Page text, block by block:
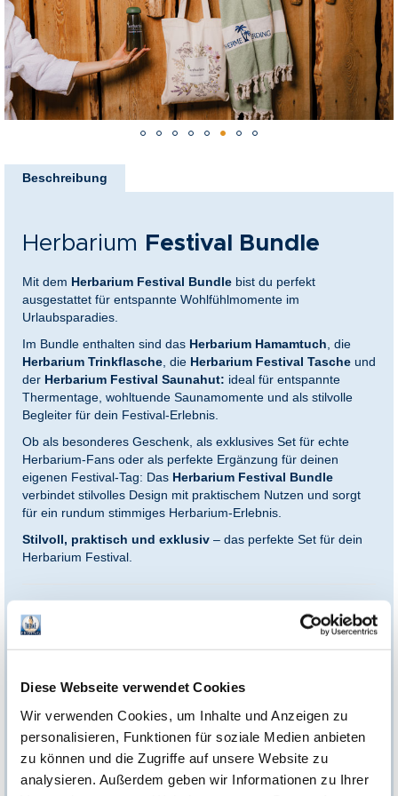
Diese Webseite verwendet Cookies
Wir verwenden Cookies, um Inhalte und Anzeigen zu
personalisieren, Funktionen für soziale Medien anbieten
zu können und die Zugriffe auf unsere Website zu
analysieren. Außerdem geben wir Informationen zu Ihrer
Anfang
Beschreibung
Herbarium Festival Bundle
Mit dem Herbarium Festival Bundle bist du perfekt
ausgestattet für entspannte Wohlfühlmomente im
Urlaubsparadies.
Im Bundle enthalten sind das Herbarium Hamamtuch, die
Herbarium Trinkflasche, die Herbarium Festival Tasche und
der Herbarium Festival Saunahut: ideal für entspannte
Thermentage, wohltuende Saunamomente und als stilvolle
Begleiter für dein Festival-Erlebnis.
Ob als besonderes Geschenk, als exklusives Set für echte
Herbarium-Fans oder als perfekte Ergänzung für deinen
eigenen Festival-Tag: Das Herbarium Festival Bundle
verbindet stilvolles Design mit praktischem Nutzen und sorgt
für ein rundum stimmiges Herbarium-Erlebnis.
Stilvoll, praktisch und exklusiv – das perfekte Set für dein
Herbarium Festival.
Bundle-Inhalt:
1x Herbarium Hamamtuch
1x Herbarium Festival Tasche
Besonders schön als Geschenk:
Kombiniere das Herbarium Festival Bundle zusätzlich mit
unsererpassenden Geschenkboxund mache daraus ein
stilvolles Präsent.
für Paare
für Familien